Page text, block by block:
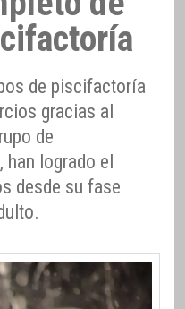
de piscifactoría
gracias al
de
logrado el
desde su fase